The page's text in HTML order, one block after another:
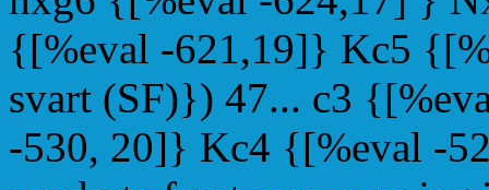
{[%eval -621,19]} Kc5
svart (SF)}) 47... c3
-530, 20]} Kc4 {[%eval -